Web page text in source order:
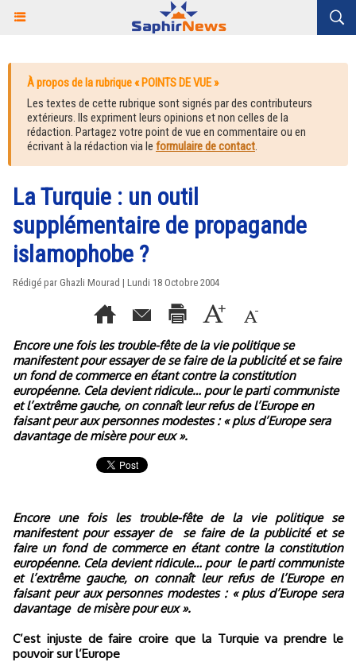
À propos de la rubrique « POINTS DE VUE »
Les textes de cette rubrique sont signés par des contributeurs
extérieurs. Ils expriment leurs opinions et non celles de la
rédaction. Partagez votre point de vue en commentaire ou en
écrivant à la rédaction via le formulaire de contact.
La Turquie : un outil
supplémentaire de propagande
islamophobe ?
Rédigé par Ghazli Mourad | Lundi 18 Octobre 2004
Encore une fois les trouble-fête de la vie politique se
manifestent pour essayer de se faire de la publicité et se faire
un fond de commerce en étant contre la constitution
européenne. Cela devient ridicule… pour le parti communiste
et l’extrême gauche, on connaît leur refus de l’Europe en
faisant peur aux personnes modestes : « plus d’Europe sera
davantage de misère pour eux ».
Encore une fois les trouble-fête de la vie politique se
manifestent pour essayer de
se faire de la publicité et se
faire un fond de commerce en étant contre la constitution
européenne. Cela devient ridicule… pour le parti communiste
et l’extrême gauche, on connaît leur refus de l’Europe en
faisant peur aux personnes modestes : « plus d’Europe sera
davantage de misère pour eux ».
C’est injuste de faire croire que la Turquie va prendre le
pouvoir sur l’Europe